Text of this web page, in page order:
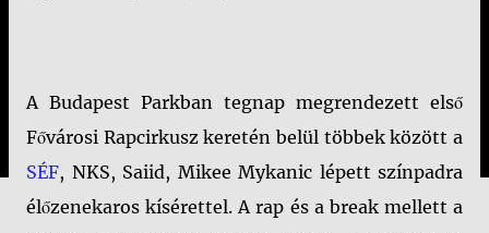
A Budapest Parkban tegnap megrendezett első
Fővárosi Rapcirkusz keretén belül többek között a
SÉF, NKS, Saiid, Mikee Mykanic lépett színpadra
élőzenekaros kísérettel. A rap és a break mellett a